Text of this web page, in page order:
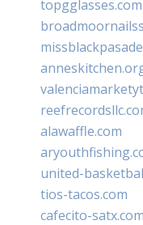
topgglasses.com
alawaffle.com
united-
tios-tacos.com
cafecito-satx.com